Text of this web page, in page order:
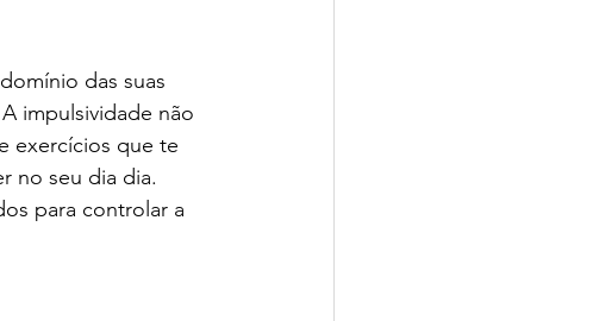
das suas
impulsividade não
exercícios que te
no seu dia dia.
para controlar a